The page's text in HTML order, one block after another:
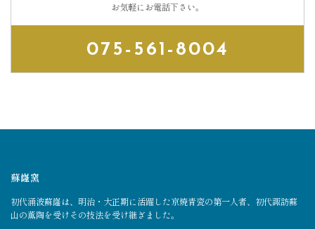
お気軽にお電話下さい。
075-561-8004
蘇嶐窯
初代涌波蘇嶐は、明治・大正期に活躍した京焼青瓷の第一人者、初代諏訪蘇
山の薫陶を受けその技法を受け継ぎました。